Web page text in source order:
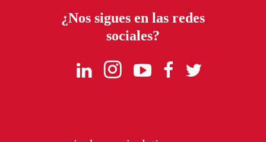
¿Nos sigues en las redes
sociales?